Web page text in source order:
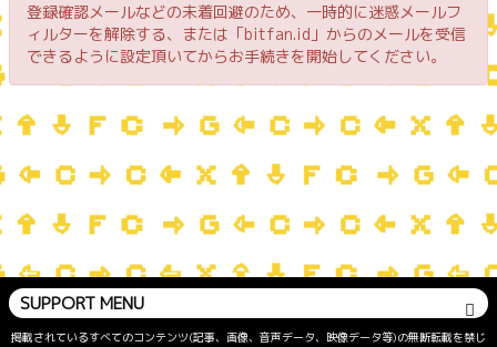
登録確認メールなどの未着回避のため、一時的に迷惑メールフ
ィルターを解除する、または「bitfan.id」からのメールを受信
できるように設定頂いてからお手続きを開始してください。
SUPPORT MENU
掲載されているすべてのコンテンツ(記事、画像、音声データ、映像データ等)の無断転載を禁じ